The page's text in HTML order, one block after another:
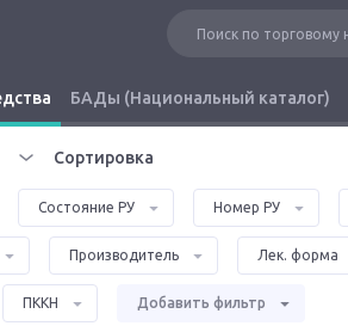
БАДы (Национальный каталог)
Сортировка
Состояние РУ Номер РУ
Производитель Лек. форма
ПККН Добавить фильтр